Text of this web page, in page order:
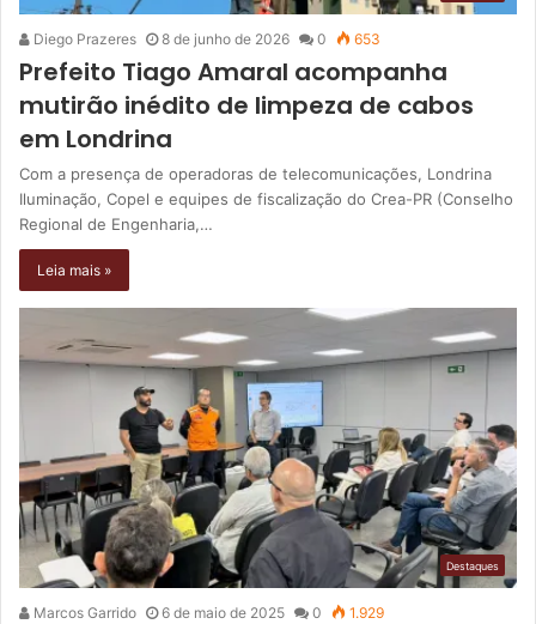
Diego Prazeres 8 de junho de 2026 0 653
Prefeito Tiago Amaral acompanha
mutirão inédito de limpeza de cabos
em Londrina
Com a presença de operadoras de telecomunicações, Londrina
Iluminação, Copel e equipes de fiscalização do Crea-PR (Conselho
Regional de Engenharia,…
Leia mais »
Destaques
Marcos Garrido 6 de maio de 2025 0 1.929